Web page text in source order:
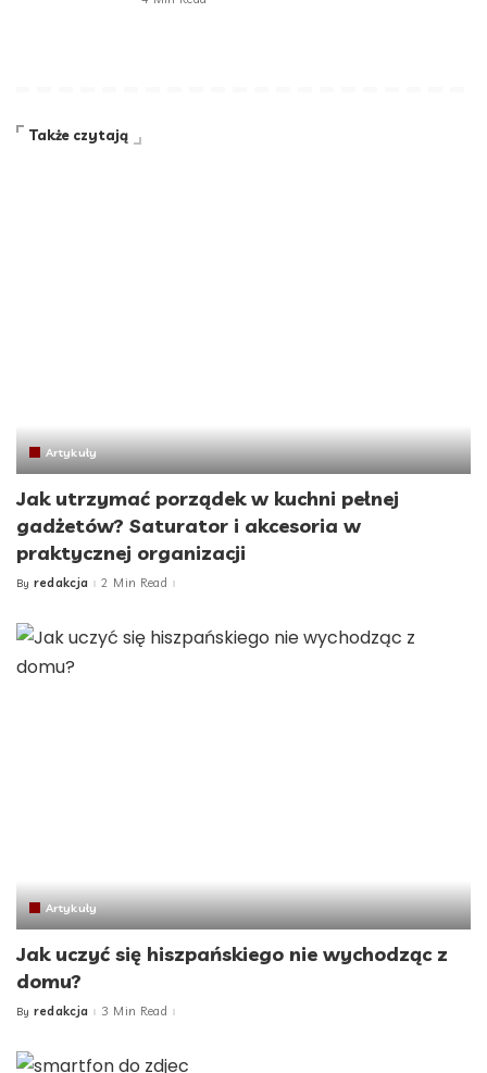
Także czytają
Artykuły
Jak utrzymać porządek w kuchni pełnej
gadżetów? Saturator i akcesoria w
praktycznej organizacji
Posted
By redakcja 2 Min Read
Artykuły
Jak uczyć się hiszpańskiego nie wychodząc z
domu?
Posted
By redakcja 3 Min Read